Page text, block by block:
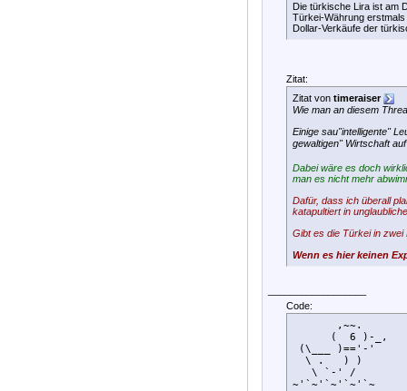
Die türkische Lira ist am
Türkei-Währung
Dollar-Verkäufe der
Zitat:
Zitat von timeraiser
Wie man an diesem
Einige sau"intelligente"
gewaltigen" Wirtschaft
Dabei wäre es doch
man es nicht mehr
Dafür, dass ich überall
katapultiert in
Gibt es die Türkei in zwei
Wenn es hier keinen
Code:
       ,~~.
      (  6 )-_,
(\___ )=='-'
  \ .   ) )
   \ `-' /
~'`~'`~'`~'`~